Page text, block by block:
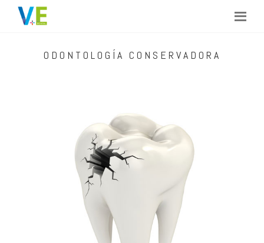
ODONTOLOGÍA CONSERVADORA